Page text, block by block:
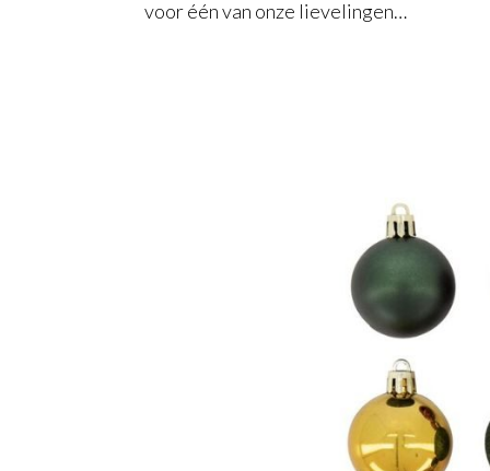
voor één van onze lievelingen…